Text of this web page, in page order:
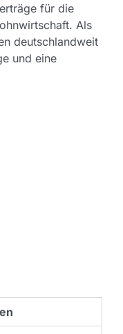
für die
Als
deutschlandweit
und eine